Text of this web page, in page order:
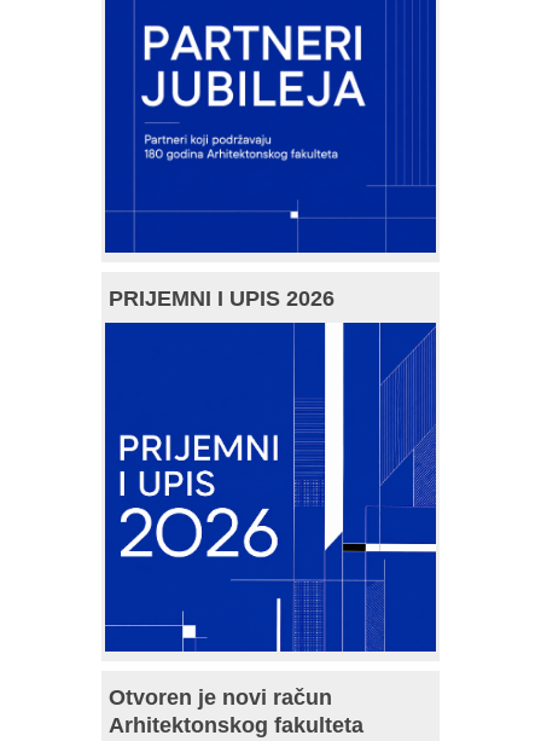
PRIJEMNI I UPIS 2026
Otvoren je novi račun
Arhitektonskog fakulteta